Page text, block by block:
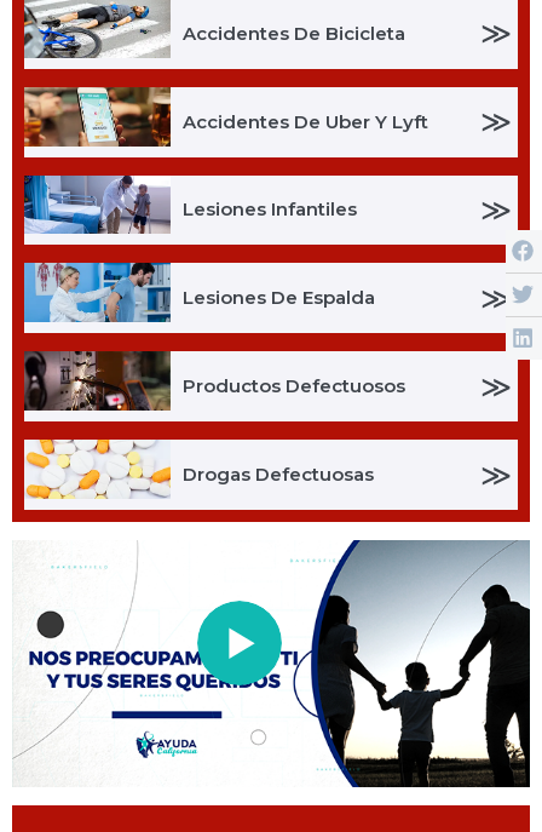
Accidentes De Bicicleta ≫
Accidentes De Uber Y Lyft ≫
Lesiones Infantiles ≫
Lesiones De Espalda ≫
Productos Defectuosos ≫
Drogas Defectuosas ≫